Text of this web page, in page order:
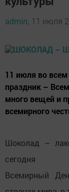
admin, 11 июля
11 июля во
праздник –
много вещей и
всемирного
Шоколад –
сегодня
Всемирный